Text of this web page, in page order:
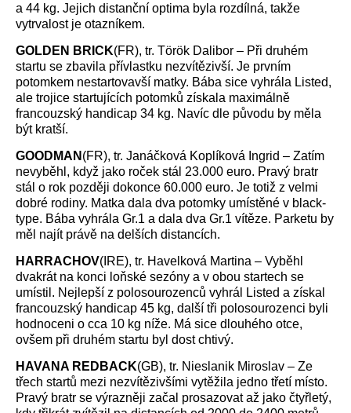
a 44 kg. Jejich distanční optima byla rozdílná, takže
vytrvalost je otazníkem.
GOLDEN BRICK(FR), tr. Török Dalibor – Při druhém
startu se zbavila přívlastku nezvítězivší. Je prvním
potomkem nestartovavší matky. Bába sice vyhrála Listed,
ale trojice startujících potomků získala maximálně
francouzský handicap 34 kg. Navíc dle původu by měla
být kratší.
GOODMAN (FR), tr. Janáčková Koplíková Ingrid – Zatím
nevyběhl, když jako roček stál 23.000 euro. Pravý bratr
stál o rok později dokonce 60.000 euro. Je totiž z velmi
dobré rodiny. Matka dala dva potomky umístěné v black-
type. Bába vyhrála Gr.1 a dala dva Gr.1 vítěze. Parketu by
měl najít právě na delších distancích.
HARRACHOV(IRE), tr. Havelková Martina – Vyběhl
dvakrát na konci loňské sezóny a v obou startech se
umístil. Nejlepší z polosourozenců vyhrál Listed a získal
francouzský handicap 45 kg, další tři polosourozenci byli
hodnoceni o cca 10 kg níže. Má sice dlouhého otce,
ovšem při druhém startu byl dost chtivý.
HAVANA REDBACK(GB), tr. Nieslanik Miroslav – Ze
třech startů mezi nezvítězivšími vytěžila jedno třetí místo.
Pravý bratr se výrazněji začal prosazovat až jako čtyřletý,